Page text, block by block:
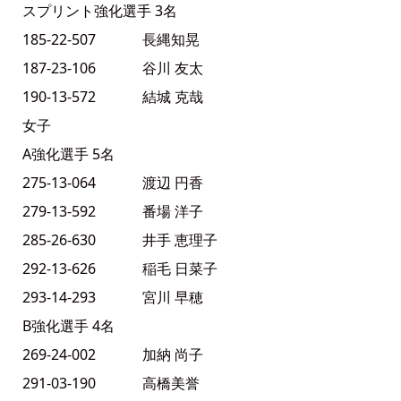
スプリント強化選手 3名
185-22-507 長縄知晃
187-23-106 谷川 友太
190-13-572 結城 克哉
女子
A強化選手 5名
275-13-064 渡辺 円香
279-13-592 番場 洋子
285-26-630 井手 恵理子
292-13-626 稲毛 日菜子
293-14-293 宮川 早穂
B強化選手 4名
269-24-002 加納 尚子
291-03-190 高橋美誉